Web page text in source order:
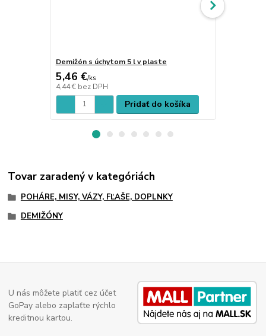
Demižón s úchytom 5 l v plaste
5,46 €/ks
4,44 € bez DPH
Pridať do košíka
Tovar zaradený v kategóriách
POHÁRE, MISY, VÁZY, FĽAŠE, DOPLNKY
DEMIŽÓNY
U nás môžete platiť cez účet
GoPay alebo zaplaťte rýchlo
kreditnou kartou.